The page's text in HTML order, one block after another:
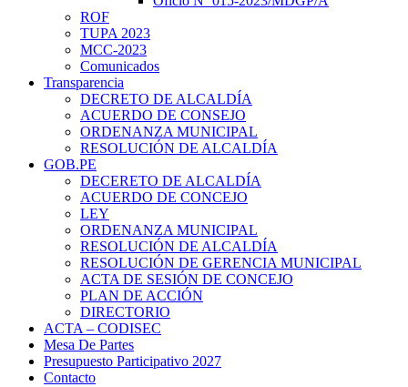
ROF
TUPA 2023
MCC-2023
Comunicados
Transparencia
DECRETO DE ALCALDÍA
ACUERDO DE CONSEJO
ORDENANZA MUNICIPAL
RESOLUCIÓN DE ALCALDÍA
GOB.PE
DECERETO DE ALCALDÍA
ACUERDO DE CONCEJO
LEY
ORDENANZA MUNICIPAL
RESOLUCIÓN DE ALCALDÍA
RESOLUCIÓN DE GERENCIA MUNICIPAL
ACTA DE SESIÓN DE CONCEJO
PLAN DE ACCIÓN
DIRECTORIO
ACTA – CODISEC
Mesa De Partes
Presupuesto Participativo 2027
Contacto